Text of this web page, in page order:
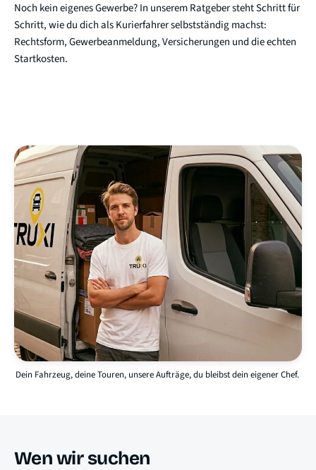
Noch kein eigenes Gewerbe? In unserem Ratgeber steht Schritt für
Schritt, wie du dichals Kurierfahrer selbstständig machst:
Rechtsform, Gewerbeanmeldung, Versicherungen und die echten
Startkosten.
Dein Fahrzeug, deine Touren, unsere Aufträge, du bleibst dein eigener Chef.
Wen wir suchen